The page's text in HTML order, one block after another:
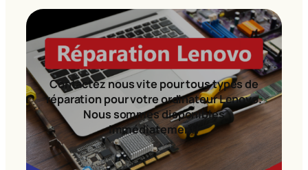
Contactez nous vite pour tous types de
réparation pour votre ordinateur Lenovo.
Nous sommes disponibles
immédiatement!